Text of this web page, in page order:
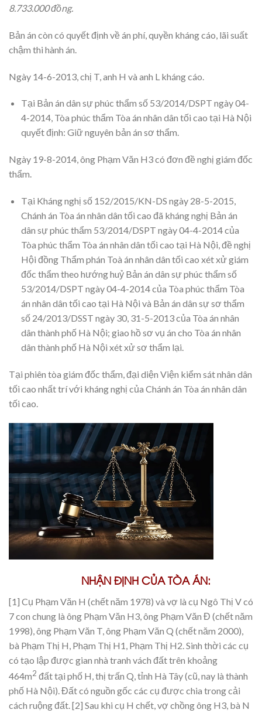
8.733.000 đồng.
Bản án còn có quyết định về án phí, quyền kháng cáo, lãi suất
chậm thi hành án.
Ngày 14-6-2013, chị T, anh H và anh L kháng cáo.
Tại Bản án dân sự phúc thẩm số 53/2014/DSPT ngày 04-
4-2014, Tòa phúc thẩm Tòa án nhân dân tối cao tại Hà Nội
quyết định: Giữ nguyên bản án sơ thẩm.
Ngày 19-8-2014, ông Phạm Văn H3 có đơn đề nghị giám đốc
thẩm.
Tại Kháng nghị số 152/2015/KN-DS ngày 28-5-2015,
Chánh án Tòa án nhân dân tối cao đã kháng nghị Bản án
dân sự phúc thẩm 53/2014/DSPT ngày 04-4-2014 của
Tòa phúc thẩm Tòa án nhân dân tối cao tại Hà Nội, đề nghị
Hội đồng Thẩm phán Toà án nhân dân tối cao xét xử giám
đốc thẩm theo hướng huỷ Bản án dân sự phúc thẩm số
53/2014/DSPT ngày 04-4-2014 của Tòa phúc thẩm Tòa
án nhân dân tối cao tại Hà Nội và Bản án dân sự sơ thẩm
số 24/2013/DSST ngày 30, 31-5-2013 của Tòa án nhân
dân thành phố Hà Nội; giao hồ sơ vụ án cho Tòa án nhân
dân thành phố Hà Nội xét xử sơ thẩm lại.
Tại phiên tòa giám đốc thẩm, đại diện Viện kiểm sát nhân dân
tối cao nhất trí với kháng nghị của Chánh án Tòa án nhân dân
tối cao.
NHẬN ĐỊNH CỦA TÒA ÁN:
[1] Cụ Phạm Văn H (chết năm 1978) và vợ là cụ Ngô Thị V có
7 con chung là ông Phạm Văn H3, ông Phạm Văn Đ (chết năm
1998), ông Phạm Văn T, ông Phạm Văn Q (chết năm 2000),
bà Phạm Thị H, Phạm Thị H1, Phạm Thị H2. Sinh thời các cụ
có tạo lập được gian nhà tranh vách đất trên khoảng
464m2 đất tại phố H, thị trấn Q, tỉnh Hà Tây (cũ, nay là thành
phố Hà Nội). Đất có nguồn gốc các cụ được chia trong cải
cách ruộng đất.[2] Sau khi cụ H chết, vợ chồng ông H3, bà N